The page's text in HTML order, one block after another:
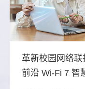
革新校园网络
前沿 Wi-Fi 7 智